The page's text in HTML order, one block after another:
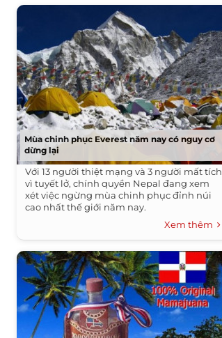
Mùa chinh phục Everest năm nay có nguy cơ
dừng lại
Với 13 người thiệt mạng và 3 người mất tích
vì tuyết lở, chính quyền Nepal đang xem
xét việc ngừng mùa chinh phục đỉnh núi
cao nhất thế giới năm nay.
Xem thêm